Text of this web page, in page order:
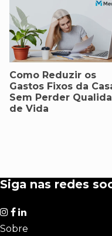
Como Reduzir os
Gastos Fixos da
Sem Perder
de Vida
Siga nas redes
Sobre